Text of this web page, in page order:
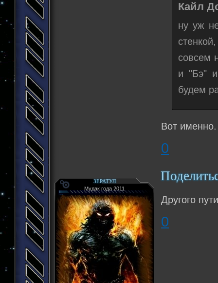
Кайл
ну уж
совсем
и "Бэ"
будем
Вот именно.
0
ЗЕРАТУЛ
Мудак года 2011
Другого
0